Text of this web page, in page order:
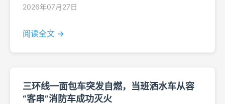
2026年07月27日
阅读全文 →
三环线一面包车突发自燃，当班洒水车从容
“客串”消防车成功灭火